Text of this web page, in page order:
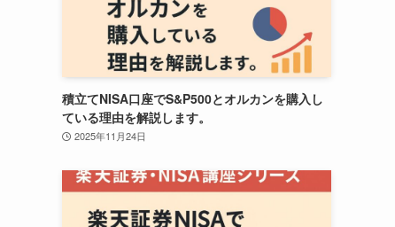
積立てNISA口座でS&P500とオルカンを購入し
ている理由を解説します。
2025年11月24日